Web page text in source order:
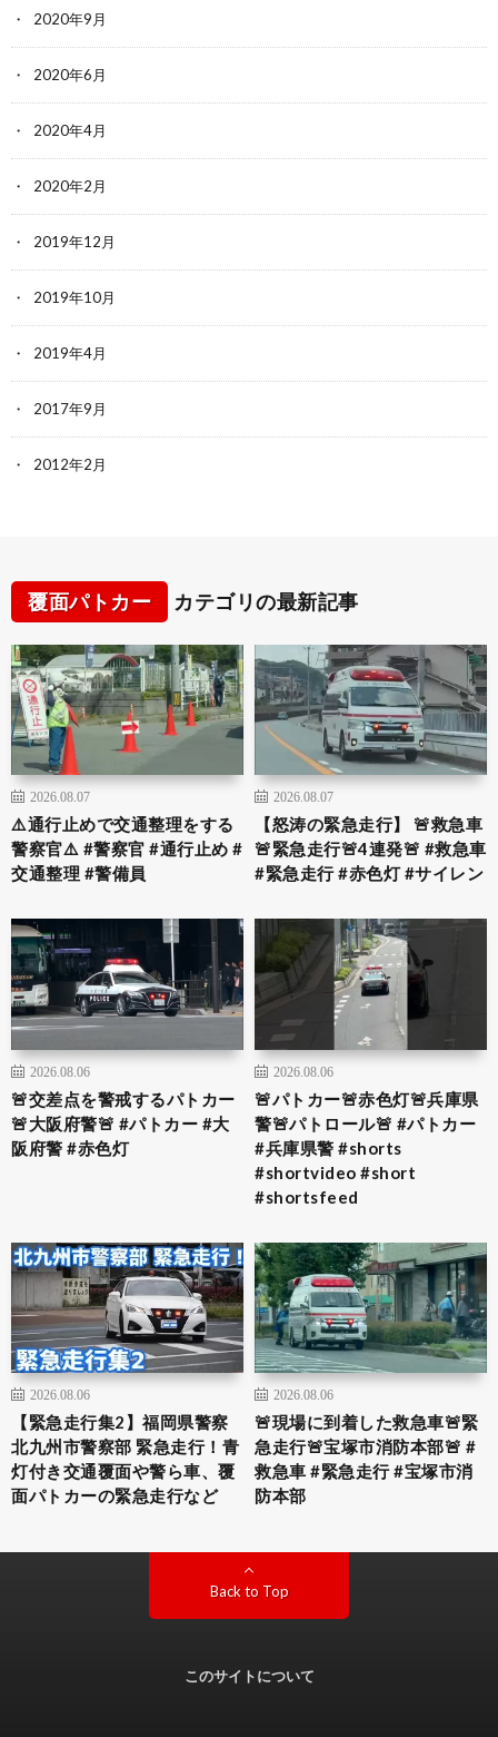
2020年9月
2020年6月
2020年4月
2020年2月
2019年12月
2019年10月
2019年4月
2017年9月
2012年2月
覆面パトカー カテゴリの最新記事
2026.08.07
⚠️通行止めで交通整理をする
警察官⚠️ #警察官 #通行止め #
交通整理 #警備員
2026.08.07
【怒涛の緊急走行】 🚨救急車
🚨緊急走行🚨4連発🚨 #救急車
#緊急走行 #赤色灯 #サイレン
2026.08.06
🚨交差点を警戒するパトカー
🚨大阪府警🚨 #パトカー #大
阪府警 #赤色灯
2026.08.06
🚨パトカー🚨赤色灯🚨兵庫県
警🚨パトロール🚨 #パトカー
#兵庫県警 #shorts
#shortvideo #short
#shortsfeed
2026.08.06
【緊急走行集2】福岡県警察
北九州市警察部 緊急走行！青
灯付き交通覆面や警ら車、覆
面パトカーの緊急走行など
2026.08.06
🚨現場に到着した救急車🚨緊
急走行🚨宝塚市消防本部🚨 #
救急車 #緊急走行 #宝塚市消
防本部
Back to Top
このサイトについて